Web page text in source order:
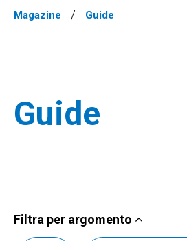
Magazine Guide
Guide
Filtra per argomento